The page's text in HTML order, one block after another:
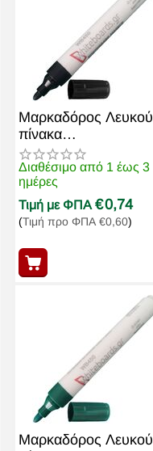
Μαρκαδόρος Λευκού
πίνακα
Επαναγεμιζόμενος
WB450 Μαύρος
Διαθέσιμο από 1 έως 3
ημέρες
Τιμή με ΦΠΑ €0,74
(Τιμή προ ΦΠΑ €0,60)
Μαρκαδόρος Λευκού